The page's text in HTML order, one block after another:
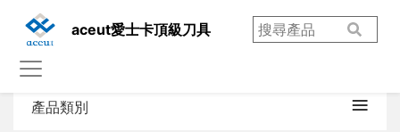
aceut愛士卡頂級刀具
產品類別